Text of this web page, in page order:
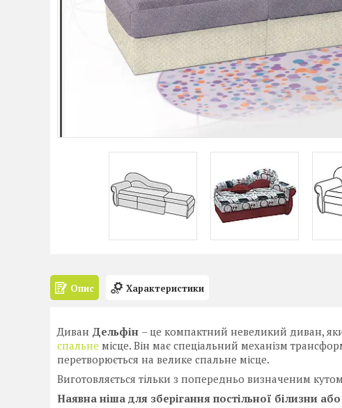
Опис Характеристики
Диван Дельфін – це компактний невеликий диван,
спальне місце. Він має спеціальний механізм
перетворюється на велике спальне місце.
Виготовляється тільки з попередньо визначеним
Наявна ніша для зберігання постільної білизни